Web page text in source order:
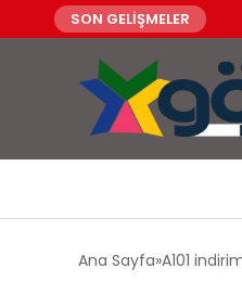
SON GELİŞMELER
Ana Sayfa A101